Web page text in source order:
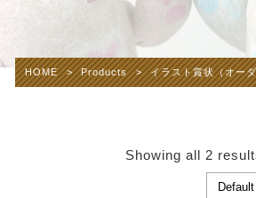
HOME > Products > イラスト賞状（オー
Showing all 2